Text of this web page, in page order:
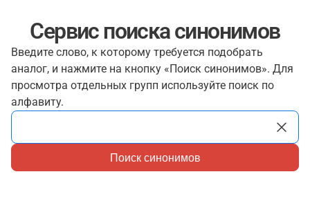
Сервис поиска синонимов
Введите слово, к которому требуется подобрать
аналог, и нажмите на кнопку «Поиск синонимов». Для
просмотра отдельных групп используйте поиск по
алфавиту.
Поиск синонимов